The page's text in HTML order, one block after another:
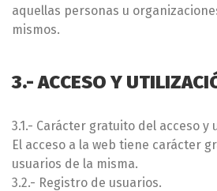
aquellas personas u
mismos.
3.- ACCESO Y
3.1.- Carácter gratuito del acceso y
El acceso a la web tiene carácter
usuarios de la misma.
3.2.- Registro de usuarios.